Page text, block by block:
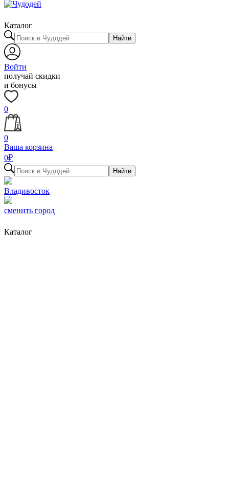
Каталог
Найти
Войти
получай скидки
и бонусы
0
0
Ваша корзина
0₽
Найти
Владивосток
сменить город
Каталог